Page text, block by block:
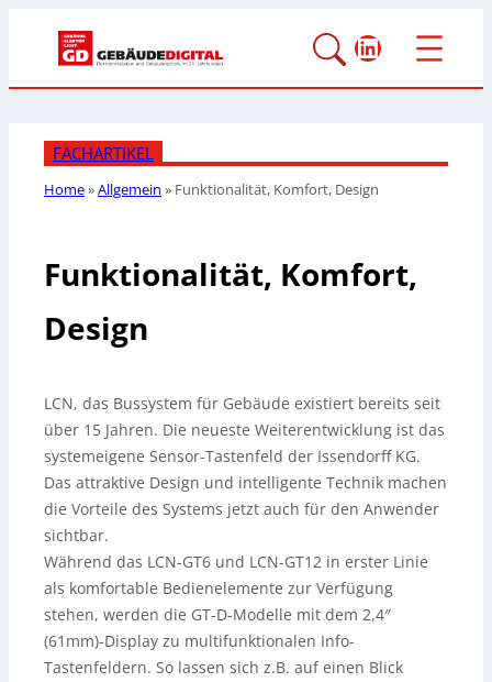
LinkedIn
FACHARTIKEL
Home»Allgemein » Funktionalität, Komfort, Design
Funktionalität, Komfort,
Design
LCN, das Bussystem für Gebäude existiert bereits seit
über 15 Jahren. Die neueste Weiterentwicklung ist das
systemeigene Sensor-Tastenfeld der Issendorff KG.
Das attraktive Design und intelligente Technik machen
die Vorteile des Systems jetzt auch für den Anwender
sichtbar.
Während das LCN-GT6 und LCN-GT12 in erster Linie
als komfortable Bedienelemente zur Verfügung
stehen, werden die GT-D-Modelle mit dem 2,4″
(61mm)-Display zu multifunktionalen Info-
Tastenfeldern. So lassen sich z.B. auf einen Blick